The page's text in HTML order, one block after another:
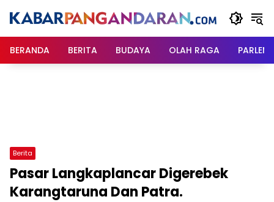
BERANDA
BERITA BUDAYA OLAH RAGA
Berita
Pasar Langkaplancar Digerebek
Karangtaruna Dan Patra.